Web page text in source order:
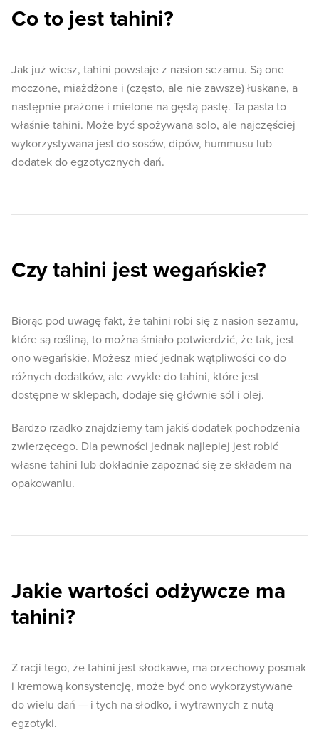
Co to jest tahini?
Jak już wiesz, tahini powstaje z nasion sezamu. Są one
moczone, miażdżone i (często, ale nie zawsze) łuskane, a
następnie prażone i mielone na gęstą pastę. Ta pasta to
właśnie tahini. Może być spożywana solo, ale najczęściej
wykorzystywana jest do sosów, dipów, hummusu lub
dodatek do egzotycznych dań.
Czy tahini jest wegańskie?
Biorąc pod uwagę fakt, że tahini robi się z nasion sezamu,
które są rośliną, to można śmiało potwierdzić, że tak, jest
ono wegańskie. Możesz mieć jednak wątpliwości co do
różnych dodatków, ale zwykle do tahini, które jest
dostępne w sklepach, dodaje się głównie sól i olej.
Bardzo rzadko znajdziemy tam jakiś dodatek pochodzenia
zwierzęcego. Dla pewności jednak najlepiej jest robić
własne tahini lub dokładnie zapoznać się ze składem na
opakowaniu.
Jakie wartości odżywcze ma
tahini?
Z racji tego, że tahini jest słodkawe, ma orzechowy posmak
i kremową konsystencję, może być ono wykorzystywane
do wielu dań — i tych na słodko, i wytrawnych z nutą
egzotyki.